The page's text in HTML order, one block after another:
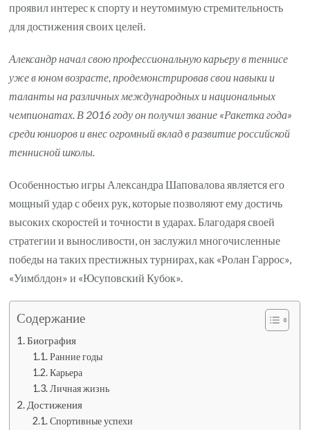
проявил интерес к спорту и неутомимую стремительность
для достижения своих целей.
Александр начал свою профессиональную карьеру в теннисе
уже в юном возрасте, продемонстрировав свои навыки и
таланты на различных международных и национальных
чемпионатах. В 2016 году он получил звание «Ракетка года»
среди юниоров и внес огромный вклад в развитие российской
теннисной школы.
Особенностью игры Александра Шаповалова является его
мощный удар с обеих рук, которые позволяют ему достичь
высоких скоростей и точности в ударах. Благодаря своей
стратегии и выносливости, он заслужил многочисленные
победы на таких престижных турнирах, как «Ролан Гаррос»,
«Уимблдон» и «Юсуповский Кубок».
Содержание
Биография
Ранние годы
Карьера
Личная жизнь
Достижения
Спортивные успехи